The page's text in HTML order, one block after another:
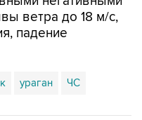
ветра до 18 м/с,
падение
ураган ЧС